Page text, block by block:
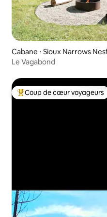
Cabane ⋅ Sioux Narrows
Le Vagabond
Coups de cœur voyageurs
Coup de cœur voyageurs